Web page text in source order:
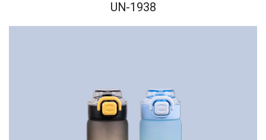
UN-1938